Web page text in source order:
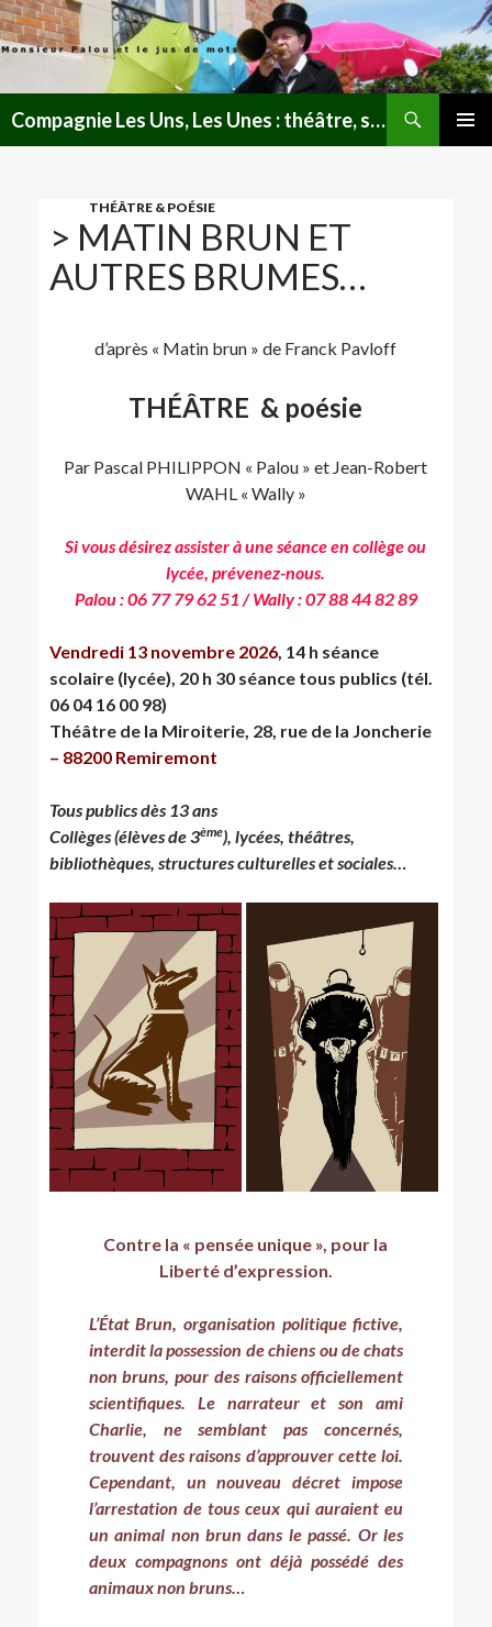
Compagnie Les Uns, Les Unes : théâtre, spectacles, lectures publiques en Lorraine
THÉÂTRE & POÉSIE
> MATIN BRUN ET
AUTRES BRUMES…
d’après « Matin brun » de Franck Pavloff
THÉÂTRE & poésie
Par Pascal PHILIPPON « Palou » et Jean-Robert
WAHL « Wally »
Si vous désirez assister à une séance en collège ou
lycée, prévenez-nous.
Palou : 06 77 79 62 51 / Wally : 07 88 44 82 89
Vendredi 13 novembre 2026, 14 h séance
scolaire (lycée), 20 h 30 séance tous publics (tél.
06 04 16 00 98)
Théâtre de la Miroiterie, 28, rue de la Joncherie
– 88200 Remiremont
Tous publics dès 13 ans
Collèges (élèves de 3ème), lycées, théâtres,
bibliothèques, structures culturelles et sociales…
Contre la « pensée unique », pour la
Liberté d’expression.
L’État Brun, organisation politique fictive,
interdit la possession de chiens ou de chats
non bruns, pour des raisons officiellement
scientifiques. Le narrateur et son ami
Charlie, ne semblant pas concernés,
trouvent des raisons d’approuver cette loi.
Cependant, un nouveau décret impose
l’arrestation de tous ceux qui auraient eu
un animal non brun dans le passé. Or les
deux compagnons ont déjà possédé des
animaux non bruns…